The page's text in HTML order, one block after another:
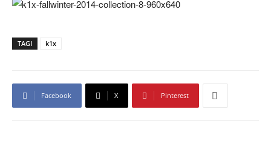
TAGI k1x
Facebook X Pinterest